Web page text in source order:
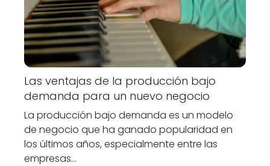
Las ventajas de la producción bajo
demanda para un nuevo negocio
La producción bajo demanda es un modelo
de negocio que ha ganado popularidad en
los últimos años, especialmente entre las
empresas…